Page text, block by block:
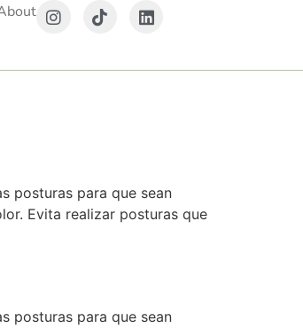
posturas para que sean
Evita realizar posturas que
posturas para que sean